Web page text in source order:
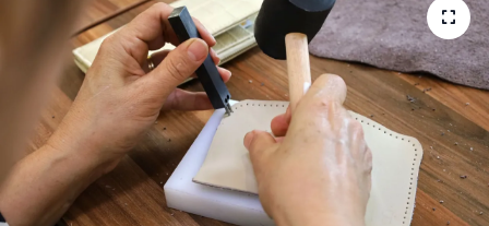
SAĞLIK
ASTROLOJİ
BLOG
Son Dakika Haberleri
Haber Arşivi